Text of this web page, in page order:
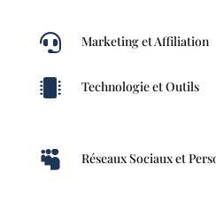
 Marketing et Affiliation
 Technologie et Outils
 Réseaux Sociaux et